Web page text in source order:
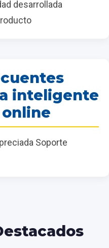
desarrollada
inteligente
Soporte